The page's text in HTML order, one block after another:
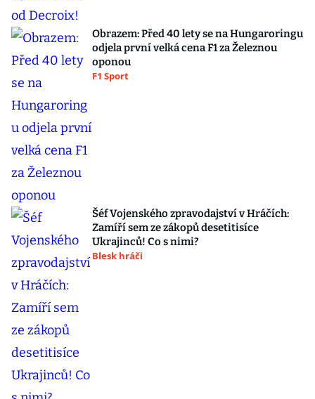
Obrazem: Před 40 lety se na Hungaroringu
odjela první velká cena F1 za Železnou
oponou
F1 Sport
Šéf Vojenského zpravodajství v Hráčích:
Zamíří sem ze zákopů desetitisíce
Ukrajinců! Co s nimi?
Blesk hráči